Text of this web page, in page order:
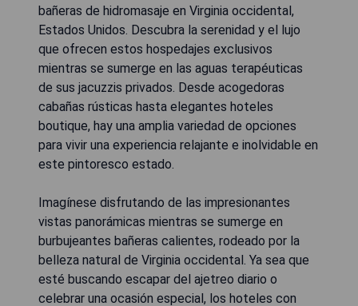
bañeras de hidromasaje en Virginia occidental,
Estados Unidos. Descubra la serenidad y el lujo
que ofrecen estos hospedajes exclusivos
mientras se sumerge en las aguas terapéuticas
de sus jacuzzis privados. Desde acogedoras
cabañas rústicas hasta elegantes hoteles
boutique, hay una amplia variedad de opciones
para vivir una experiencia relajante e inolvidable en
este pintoresco estado.
Imagínese disfrutando de las impresionantes
vistas panorámicas mientras se sumerge en
burbujeantes bañeras calientes, rodeado por la
belleza natural de Virginia occidental. Ya sea que
esté buscando escapar del ajetreo diario o
celebrar una ocasión especial, los hoteles con